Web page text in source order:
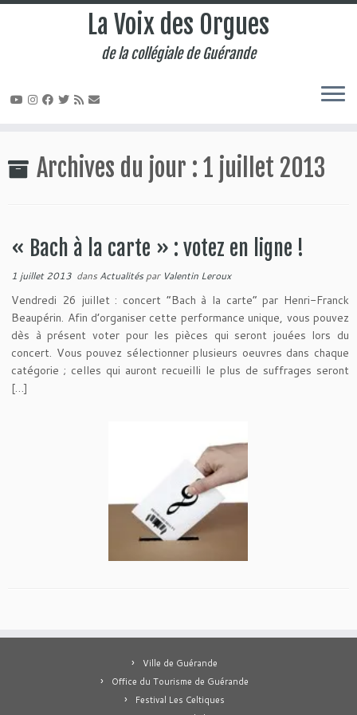
au
contenu
La Voix des Orgues
de la collégiale de Guérande
Archives du jour : 1 juillet 2013
« Bach à la carte » : votez en ligne !
1 juillet 2013 dans Actualitéspar Valentin Leroux
Vendredi 26 juillet : concert “Bach à la carte” par Henri-Franck
Beaupérin. Afin d’organiser cette performance unique, vous pouvez
dès à présent voter pour les pièces qui seront jouées lors du
concert. Vous pouvez sélectionner plusieurs oeuvres dans chaque
catégorie ; celles qui auront recueilli le plus de suffrages seront
[…]
Ville de Guérande
Office du Tourisme de Guérande
Festival Les Celtiques